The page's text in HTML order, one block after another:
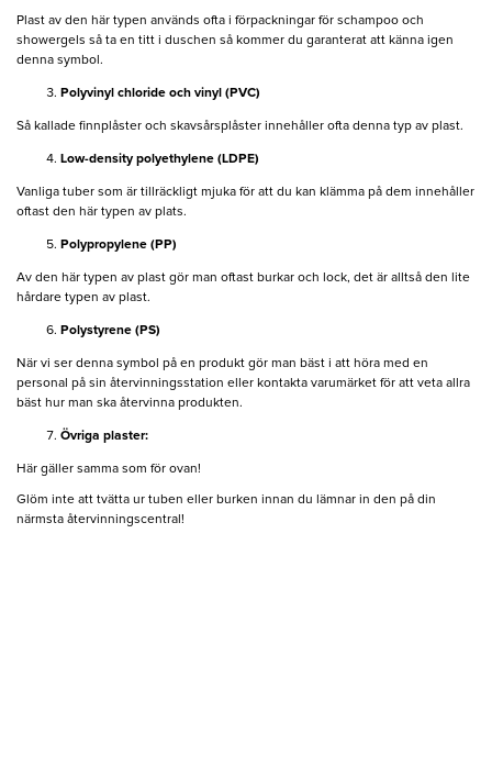
Plast av den här typen används ofta i förpackningar för schampoo och
showergels så ta en titt i duschen så kommer du garanterat att känna igen
denna symbol.
Polyvinyl chloride och vinyl (PVC)
Så kallade finnplåster och skavsårsplåster innehåller ofta denna typ av plast.
Low-density polyethylene (LDPE)
Vanliga tuber som är tillräckligt mjuka för att du kan klämma på dem innehåller
oftast den här typen av plats.
Polypropylene (PP)
Av den här typen av plast gör man oftast burkar och lock, det är alltså den lite
hårdare typen av plast.
Polystyrene (PS)
När vi ser denna symbol på en produkt gör man bäst i att höra med en
personal på sin återvinningsstation eller kontakta varumärket för att veta allra
bäst hur man ska återvinna produkten.
Övriga plaster:
Här gäller samma som för ovan!
Glöm inte att tvätta ur tuben eller burken innan du lämnar in den på din
närmsta återvinningscentral!